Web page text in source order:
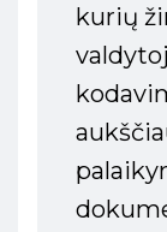
kurių